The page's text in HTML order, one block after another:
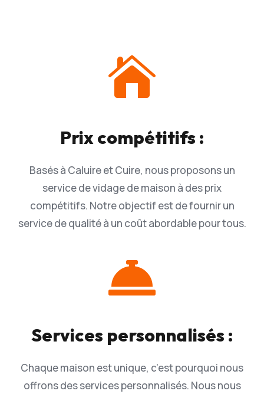

Prix compétitifs :
Basés à Caluire et Cuire, nous proposons un
service de vidage de maison à des prix
compétitifs. Notre objectif est de fournir un
service de qualité à un coût abordable pour tous.

Services personnalisés :
Chaque maison est unique, c’est pourquoi nous
offrons des services personnalisés. Nous nous